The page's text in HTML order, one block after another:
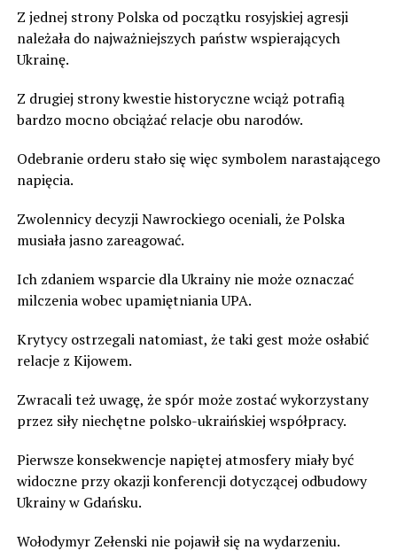
Z jednej strony Polska od początku rosyjskiej agresji
należała do najważniejszych państw wspierających
Ukrainę.
Z drugiej strony kwestie historyczne wciąż potrafią
bardzo mocno obciążać relacje obu narodów.
Odebranie orderu stało się więc symbolem narastającego
napięcia.
Zwolennicy decyzji Nawrockiego oceniali, że Polska
musiała jasno zareagować.
Ich zdaniem wsparcie dla Ukrainy nie może oznaczać
milczenia wobec upamiętniania UPA.
Krytycy ostrzegali natomiast, że taki gest może osłabić
relacje z Kijowem.
Zwracali też uwagę, że spór może zostać wykorzystany
przez siły niechętne polsko-ukraińskiej współpracy.
Pierwsze konsekwencje napiętej atmosfery miały być
widoczne przy okazji konferencji dotyczącej odbudowy
Ukrainy w Gdańsku.
Wołodymyr Zełenski nie pojawił się na wydarzeniu.